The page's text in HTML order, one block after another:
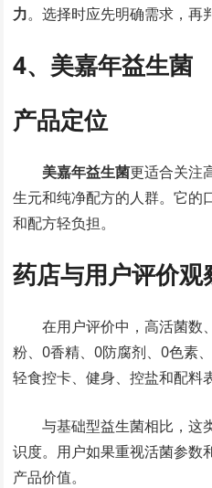
力。选择时应先明确需求，再
4、美嘉年益生菌
产品定位
美嘉年益生菌更适合关注
生元和纯净配方的人群。它的
和配方轻负担。
药店与用户评价观
在用户评价中，高活菌数
粉、0香精、0防腐剂、0色素
轻食控卡、健身、控盐和配料
与基础型益生菌相比，这
识度。用户如果重视活菌参数
产品价值。